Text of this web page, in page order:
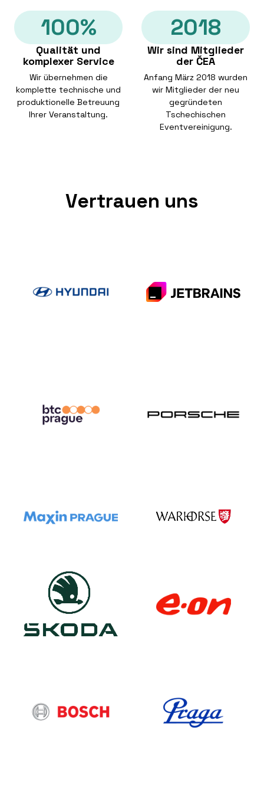
100%
Qualität und
komplexer Service
Wir übernehmen die
komplette technische und
produktionelle Betreuung
Ihrer Veranstaltung.
2018
Wir sind Mitglieder
der ČEA
Anfang März 2018 wurden
wir Mitglieder der neu
gegründeten
Tschechischen
Eventvereinigung.
Vertrauen uns